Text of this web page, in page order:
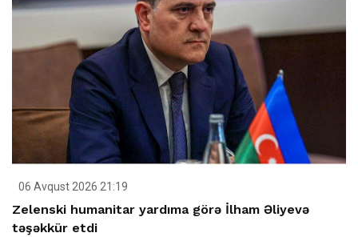
06 Avqust 2026 21:19
Zelenski humanitar yardıma görə İlham Əliyevə
təşəkkür etdi